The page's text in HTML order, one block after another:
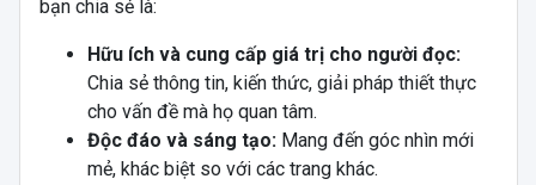
bạn chia sẻ là:
Hữu ích và cung cấp giá trị cho người đọc:
Chia sẻ thông tin, kiến thức, giải pháp thiết thực
cho vấn đề mà họ quan tâm.
Độc đáo và sáng tạo:Mang đến góc nhìn mới
mẻ, khác biệt so với các trang khác.